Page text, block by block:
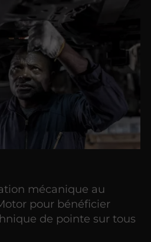
mécanique au
pour bénéficier
de pointe sur tous